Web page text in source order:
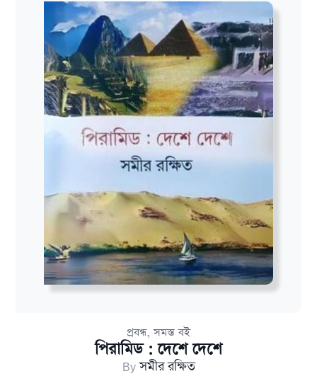
প্রবন্ধ,সমস্ত বই
পিরামিড : দেশে দেশে
Byসমীর রক্ষিত